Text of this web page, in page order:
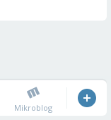
Mikroblog